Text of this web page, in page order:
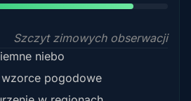
Szczyt zimowych obserwacji
niebo
pogodowe